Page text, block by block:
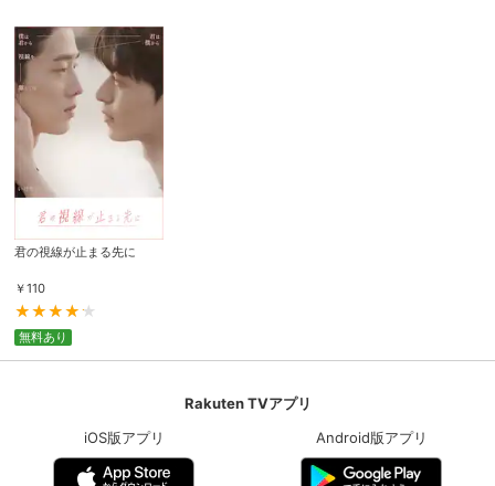
君の視線が止まる先に
￥110
無料あり
Rakuten TVアプリ
iOS版アプリ
Android版アプリ